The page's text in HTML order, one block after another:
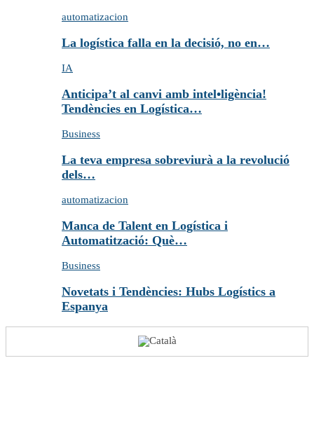
automatizacion
La logística falla en la decisió, no en…
IA
Anticipa’t al canvi amb intel•ligència!
Tendències en Logística…
Business
La teva empresa sobreviurà a la revolució
dels…
automatizacion
Manca de Talent en Logística i
Automatització: Què…
Business
Novetats i Tendències: Hubs Logístics a
Espanya